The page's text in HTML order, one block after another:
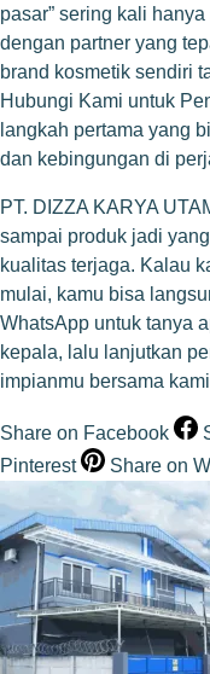
pasar” sering kali
dengan partner yang
brand kosmetik sendiri
Hubungi Kami untuk
langkah pertama yang
dan kebingungan di
PT. DIZZA KARYA
sampai produk jadi
kualitas terjaga. Kalau
mulai, kamu bisa
WhatsApp untuk tanya
kepala, lalu lanjutkan
impianmu bersama
Share on Facebook
Pinterest
Share on